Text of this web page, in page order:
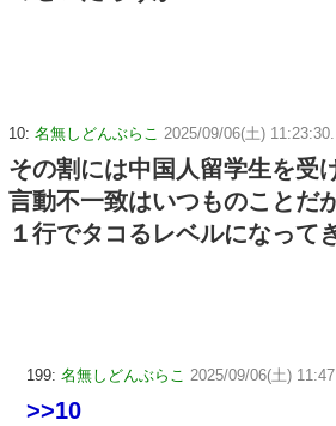
10: 名無しどんぶらこ 2025/09/06(土)
その割には中国人留学生を受
言動不一致はいつものことだ
１行でタコるレベルになって
199: 名無しどんぶらこ 2025/09/06(土)
>>10